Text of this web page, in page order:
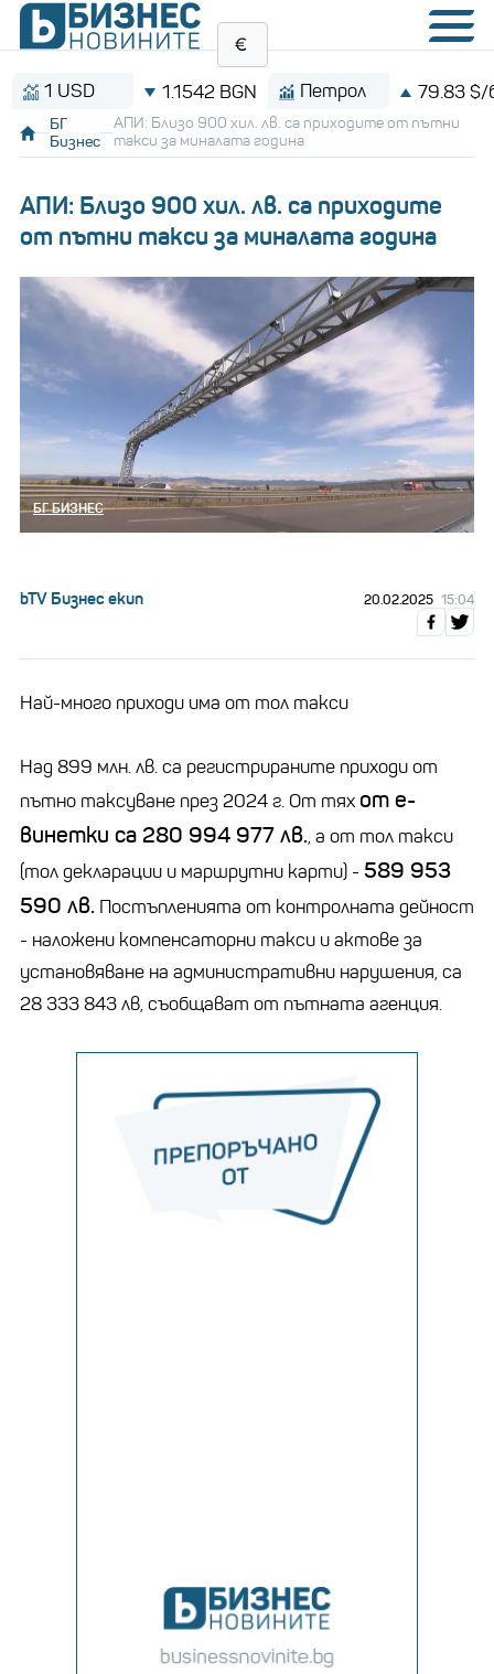
1.1542 BGN Петрол 79.83 $/барел
БГ
Бизнес
АПИ: Близо 900 хил. лв. са приходите от пътни
такси за миналата година
АПИ: Близо 900 хил. лв. са приходите
от пътни такси за миналата година
БГ БИЗНЕС
bTV Бизнес екип 20.02.2025 15:04
Най-много приходи има от тол такси
Над 899 млн. лв. са регистрираните приходи от
пътно таксуване през 2024 г. От тях от е-
винетки са 280 994 977 лв., а от тол такси
(тол декларации и маршрутни карти) - 589 953
590 лв. Постъпленията от контролната дейност
- наложени компенсаторни такси и актове за
установяване на административни нарушения, са
28 333 843 лв, съобщават от пътната агенция.